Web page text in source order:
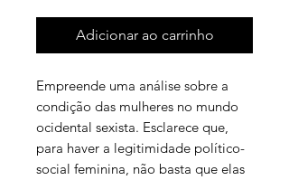
Adicionar ao carrinho
Empreende uma análise sobre a
condição das mulheres no mundo
ocidental sexista. Esclarece que,
para haver a legitimidade político-
social feminina, não basta que elas